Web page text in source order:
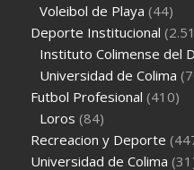
Voleibol de Playa (44)
Deporte Institucional
Instituto Colimense del
Universidad de Colima
Futbol Profesional (410)
Loros (84)
Recreacion y Deporte
Universidad de Colima